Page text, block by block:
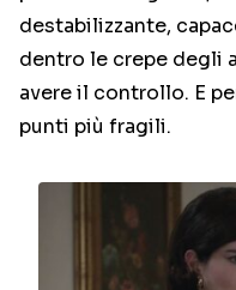
destabilizzante,
dentro le crepe degli
avere il controllo. E
punti più fragili.